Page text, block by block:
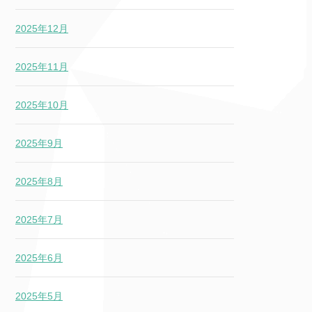
2025年12月
2025年11月
2025年10月
2025年9月
2025年8月
2025年7月
2025年6月
2025年5月